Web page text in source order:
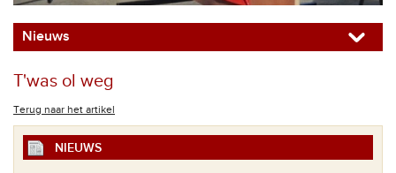
Nieuws
T'was ol weg
Terug naar het artikel
NIEUWS